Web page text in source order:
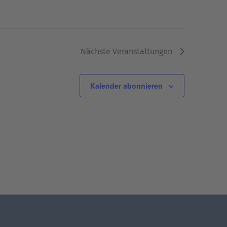
Nächste Veranstaltungen
Kalender abonnieren